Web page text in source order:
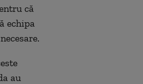
că
echipa
au